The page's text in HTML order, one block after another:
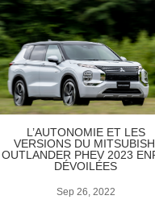
L’AUTONOMIE ET LES
VERSIONS DU
OUTLANDER PHEV 2023
DÉVOILÉES
Sep 26, 2022